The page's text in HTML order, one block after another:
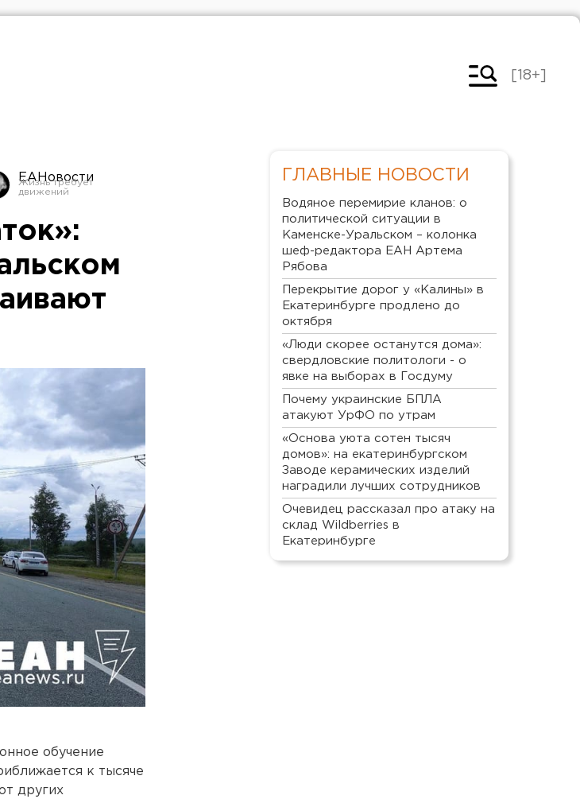
[18+]
ЕАНовости
обучение
к тысяче
других
ГЛАВНЫЕ НОВОСТИ
Водяное перемирие кланов: о
политической ситуации в
Каменске-Уральском – колонка
шеф-редактора ЕАН Артема
Рябова
Перекрытие дорог у «Калины» в
Екатеринбурге продлено до
октября
«Люди скорее останутся дома»:
свердловские политологи - о
явке на выборах в Госдуму
Почему украинские БПЛА
атакуют УрФО по утрам
«Основа уюта сотен тысяч
домов»: на екатеринбургском
Заводе керамических изделий
наградили лучших сотрудников
Очевидец рассказал про атаку на
склад Wildberries в
Екатеринбурге